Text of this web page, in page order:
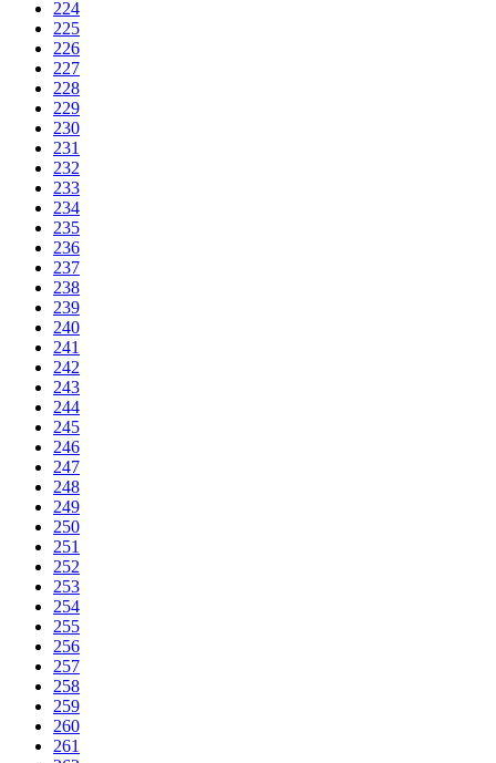
224
225
226
227
228
229
230
231
232
233
234
235
236
237
238
239
240
241
242
243
244
245
246
247
248
249
250
251
252
253
254
255
256
257
258
259
260
261